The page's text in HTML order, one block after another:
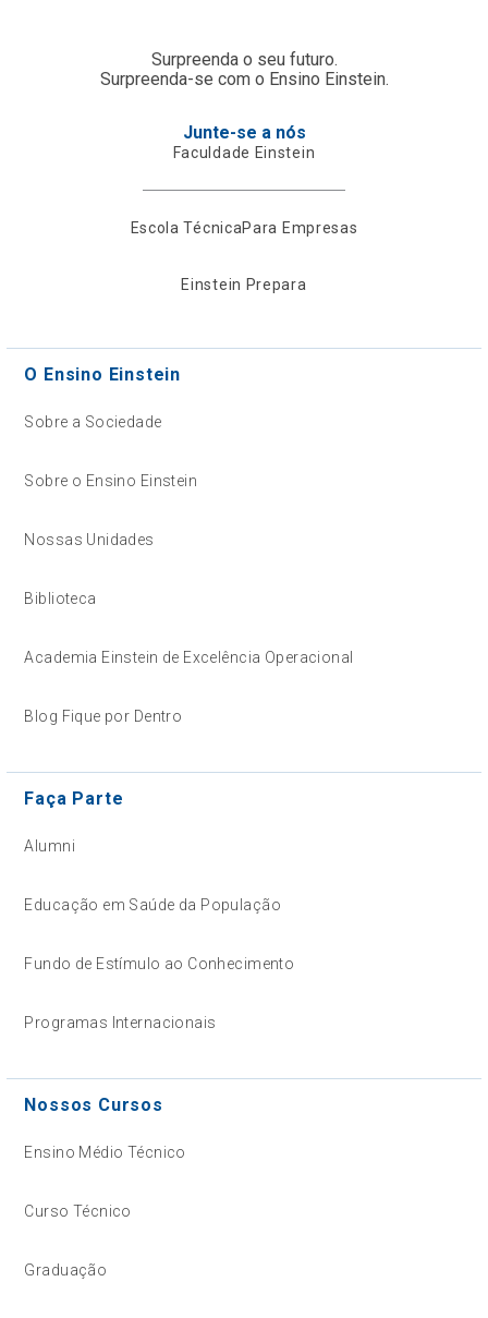
Surpreenda o seu futuro.
Surpreenda-se com o Ensino Einstein.
Junte-se a nós
Faculdade Einstein
Escola TécnicaPara Empresas
Einstein Prepara
O Ensino Einstein
Sobre a Sociedade
Sobre o Ensino Einstein
Nossas Unidades
Biblioteca
Academia Einstein de Excelência Operacional
Blog Fique por Dentro
Faça Parte
Alumni
Educação em Saúde da População
Fundo de Estímulo ao Conhecimento
Programas Internacionais
Nossos Cursos
Ensino Médio Técnico
Curso Técnico
Graduação